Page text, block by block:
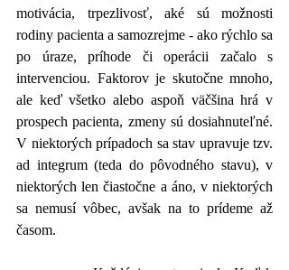
motivácia, trpezlivosť, aké sú možnosti
rodiny pacienta a samozrejme - ako rýchlo sa
po úraze, príhode či operácii začalo s
intervenciou. Faktorov je skutočne mnoho,
ale keď všetko alebo aspoň väčšina hrá v
prospech pacienta, zmeny sú dosiahnuteľné.
V niektorých prípadoch sa stav upravuje tzv.
ad integrum (teda do pôvodného stavu), v
niektorých len čiastočne a áno, v niektorých
sa nemusí vôbec, avšak na to prídeme až
časom.